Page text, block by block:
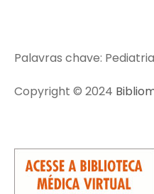
Palavras chave:
Copyright © 2024